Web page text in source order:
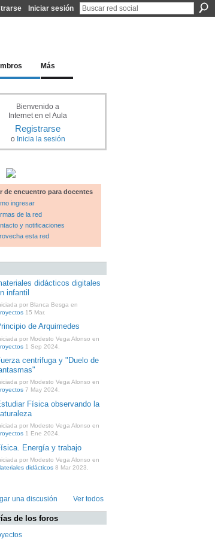
Iniciar sesión
Más
Bienvenido a
Internet en el Aula
Registrarse
o Inicia la sesión
de encuentro para docentes
ingresar
de la red
y notificaciones
esta red
didácticos digitales
infantil
por Blanca Besga en
15 Mar.
de Arquimedes
por Modesto Vega Alonso en
1 Sep 2024.
centrifuga y "Duelo de
por Modesto Vega Alonso en
7 May 2024.
Física observando la
por Modesto Vega Alonso en
1 Ene 2024.
Energía y trabajo
por Modesto Vega Alonso en
didácticos 8 Mar 2023.
una discusión Ver todos
de los foros